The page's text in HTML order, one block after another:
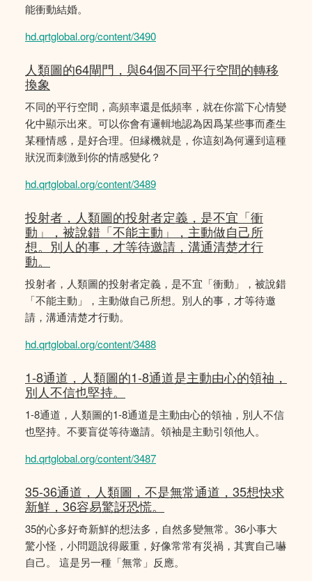
能衝動結婚。
hd.qrtglobal.org/content/3490
人類圖的64閘門，與64個不同平行空間的轉移
換象
不同的平行空間，高頻率還是低頻率，就在你當下心情變
化中顯示出來。可以你會有邏輯地認為因爲某些事而產生
某種情感，是好合理。但縁機就是，你這刻為何邏到這種
狀況而刺激到你的情感變化？
hd.qrtglobal.org/content/3489
投射者，人類圖的投射者定義，是不宜「衝
動」，被說錯「不能主動」，主動做自己所
想。別人的事，才等待邀請，溝通清楚才行
動。
投射者，人類圖的投射者定義，是不宜「衝動」，被說錯
「不能主動」，主動做自己所想。別人的事，才等待邀
請，溝通清楚才行動。
hd.qrtglobal.org/content/3488
1-8通道，人類圖的1-8通道是主動由心的領䄂，
別人不信也堅持。
1-8通道，人類圖的1-8通道是主動由心的領䄂，別人不信
也堅持。不要盲從等待邀請。領袖是主動引領他人。
hd.qrtglobal.org/content/3487
35-36通道，人類圖，不是無常通道，35想快求
新鮮，36容易驚訝恐慌。
35的心多好奇新鮮的想法多，自然多變無常。36小事大
驚小怪，小問題說得嚴重，好像常常有災禍，其實自己嚇
自己。 這是另一種「無常」反應。